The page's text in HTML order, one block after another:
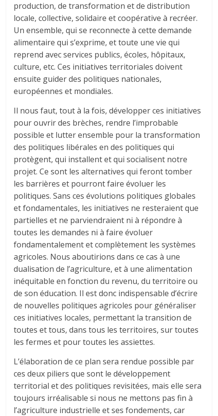
production, de transformation et de distribution
locale, collective, solidaire et coopérative à recréer.
Un ensemble, qui se reconnecte à cette demande
alimentaire qui s’exprime, et toute une vie qui
reprend avec services publics, écoles, hôpitaux,
culture, etc. Ces initiatives territoriales doivent
ensuite guider des politiques nationales,
européennes et mondiales.
Il nous faut, tout à la fois, développer ces initiatives
pour ouvrir des brèches, rendre l’improbable
possible et lutter ensemble pour la transformation
des politiques libérales en des politiques qui
protègent, qui installent et qui socialisent notre
projet. Ce sont les alternatives qui feront tomber
les barrières et pourront faire évoluer les
politiques. Sans ces évolutions politiques globales
et fondamentales, les initiatives ne resteraient que
partielles et ne parviendraient ni à répondre à
toutes les demandes ni à faire évoluer
fondamentalement et complètement les systèmes
agricoles. Nous aboutirions dans ce cas à une
dualisation de l’agriculture, et à une alimentation
inéquitable en fonction du revenu, du territoire ou
de son éducation. Il est donc indispensable d’écrire
de nouvelles politiques agricoles pour généraliser
ces initiatives locales, permettant la transition de
toutes et tous, dans tous les territoires, sur toutes
les fermes et pour toutes les assiettes.
L’élaboration de ce plan sera rendue possible par
ces deux piliers que sont le développement
territorial et des politiques revisitées, mais elle sera
toujours irréalisable si nous ne mettons pas fin à
l’agriculture industrielle et ses fondements, car